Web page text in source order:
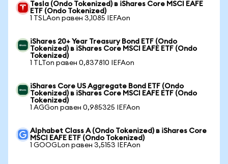
Tesla (Ondo Tokenized) в iShares Core MSCI EAFE
ETF (Ondo Tokenized)
1 TSLAon равен 3,1085 IEFAon
iShares 20+ Year Treasury Bond ETF (Ondo
Tokenized) в iShares Core MSCI EAFE ETF (Ondo
Tokenized)
1 TLTon равен 0,837810 IEFAon
iShares Core US Aggregate Bond ETF (Ondo
Tokenized) в iShares Core MSCI EAFE ETF (Ondo
Tokenized)
1 AGGon равен 0,985325 IEFAon
Alphabet Class A (Ondo Tokenized) в iShares Core
MSCI EAFE ETF (Ondo Tokenized)
1 GOOGLon равен 3,5153 IEFAon